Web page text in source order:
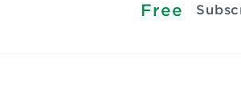
Free